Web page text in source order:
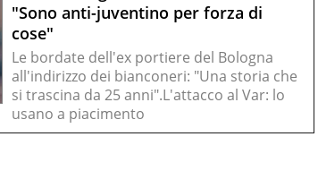
"Sono anti-juventino per forza di
cose"
Le bordate dell'ex portiere del Bologna
all'indirizzo dei bianconeri: "Una storia che
si trascina da 25 anni".L'attacco al Var: lo
usano a piacimento